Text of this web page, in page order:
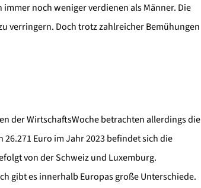
noch weniger verdienen als Männer. Die
verringern. Doch trotz zahlreicher Bemühungen
der WirtschaftsWoche betrachten allerdings die
Euro im Jahr 2023 befindet sich die
von der Schweiz und Luxemburg.
gibt es innerhalb Europas große Unterschiede.